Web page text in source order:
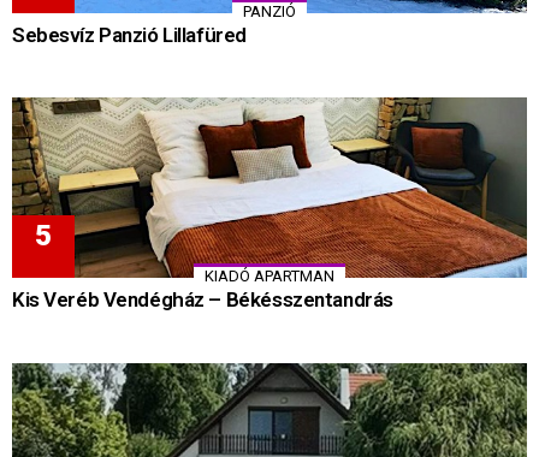
PANZIÓ
Sebesvíz Panzió Lillafüred
KIADÓ APARTMAN
Kis Veréb Vendégház – Békésszentandrás